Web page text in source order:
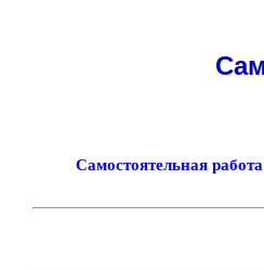
Самостоятельная